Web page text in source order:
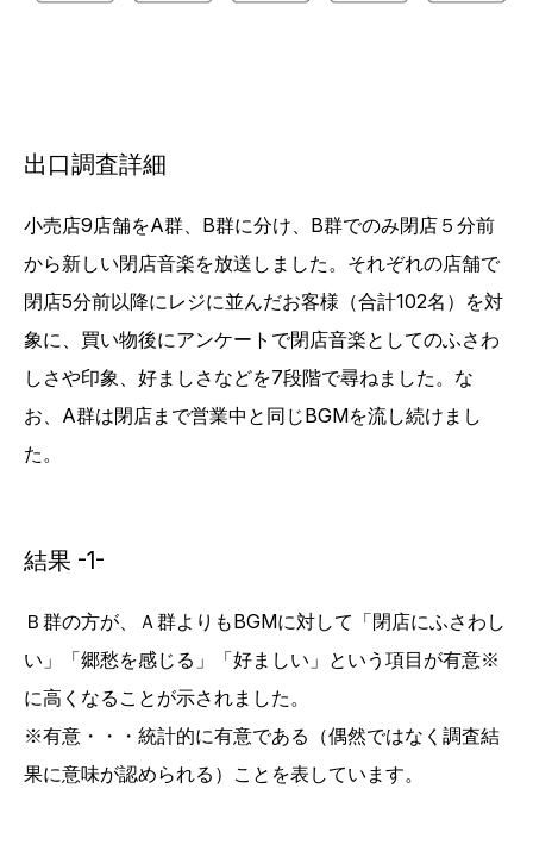
出口調査詳細
小売店9店舗をA群、B群に分け、B群でのみ閉店５分前
から新しい閉店音楽を放送しました。それぞれの店舗で
閉店5分前以降にレジに並んだお客様（合計102名）を対
象に、買い物後にアンケートで閉店音楽としてのふさわ
しさや印象、好ましさなどを7段階で尋ねました。な
お、A群は閉店まで営業中と同じBGMを流し続けまし
た。
結果 -1-
Ｂ群の方が、Ａ群よりもBGMに対して「閉店にふさわし
い」「郷愁を感じる」「好ましい」という項目が有意※
に高くなることが示されました。
※有意・・・統計的に有意である（偶然ではなく調査結
果に意味が認められる）ことを表しています。